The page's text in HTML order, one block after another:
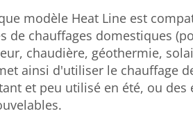
modèle Heat Line est
de chauffages domestiques
chaudière, géothermie,
ainsi d'utiliser le chauffage
et peu utilisé en été, ou des